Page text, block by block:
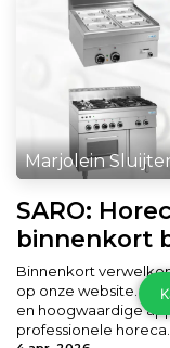
Marjolein
SARO:
binnenkort
Binnenkort
op onze website. Dit
en hoogwaardige
professionele horeca.